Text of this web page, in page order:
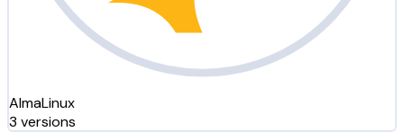
AlmaLinux
3 versions